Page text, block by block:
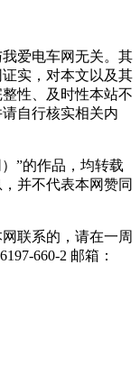
爱电车网无关。其
实，对本文以及其
性、及时性本站不
自行核实相关内
”的作品，均转载
并不代表本网赞同
联系的，请在一周
660-2 邮箱：